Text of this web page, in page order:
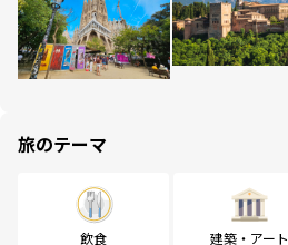
旅のテーマ
飲食 建築・アート